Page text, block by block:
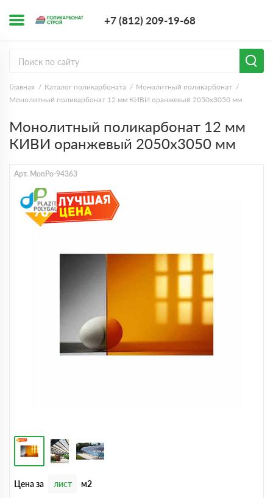
+7 (812) 209-19-68
Главная Каталог поликарбоната
Монолитный поликарбонат
Монолитный поликарбонат 12 мм КИВИ оранжевый 2050х3050 мм
Монолитный поликарбонат 12 мм
КИВИ оранжевый 2050х3050 мм
Арт. MonPo-94363
Цена за лист м2